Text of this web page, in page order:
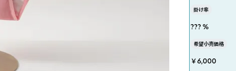
掛け率
??? %
希望小売価格
￥6,000